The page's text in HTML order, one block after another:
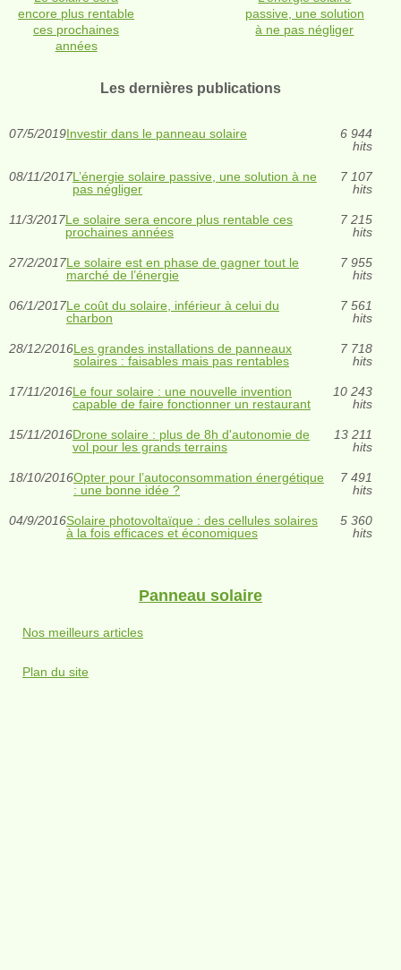
encore plus rentable
ces prochaines
années
passive, une solution
à ne pas négliger
Les dernières publications
07/5/2019Investir dans le panneau solaire
6 944
hits
08/11/2017L’énergie solaire passive, une solution à ne
pas négliger
7 107
hits
11/3/2017Le solaire sera encore plus rentable ces
prochaines années
7 215
hits
27/2/2017Le solaire est en phase de gagner tout le
marché de l’énergie
7 955
hits
06/1/2017Le coût du solaire, inférieur à celui du
charbon
7 561
hits
28/12/2016Les grandes installations de panneaux
solaires : faisables mais pas rentables
7 718
hits
17/11/2016Le four solaire : une nouvelle invention
capable de faire fonctionner un restaurant
10 243
hits
15/11/2016Drone solaire : plus de 8h d'autonomie de
vol pour les grands terrains
13 211
hits
18/10/2016Opter pour l’autoconsommation énergétique
: une bonne idée ?
7 491
hits
04/9/2016Solaire photovoltaïque : des cellules solaires
à la fois efficaces et économiques
5 360
hits
Panneau solaire
Nos meilleurs articles
Plan du site